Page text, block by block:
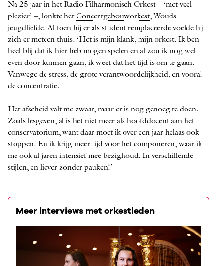
Na 25 jaar in het Radio Filharmonisch Orkest – ‘met veel
plezier’ –, lonkte hetConcertgebouworkest, Wouds
jeugdliefde. Al toen hij er als student remplaceerde voelde hij
zich er meteen thuis. ‘Het is mijn klank, mijn orkest. Ik ben
heel blij dat ik hier heb mogen spelen en al zou ik nog wel
even door kunnen gaan, ik weet dat het tijd is om te gaan.
Vanwege de stress, de grote verantwoordelijkheid, en vooral
de concentratie.
Het afscheid valt me zwaar, maar er is nog genoeg te doen.
Zoals lesgeven, al is het niet meer als hoofddocent aan het
conservatorium, want daar moet ik over een jaar helaas ook
stoppen. En ik krijg meer tijd voor het componeren, waar ik
me ook al jaren intensief mee bezighoud. In verschillende
stijlen, en liever zonder pauken!’
Meer interviews met orkestleden